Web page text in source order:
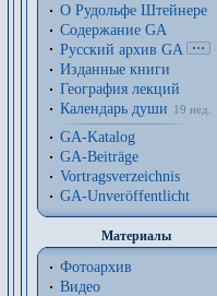
О Рудольфе Штейнере
Содержание GA
Русский архив GA
Изданные книги
География лекций
Календарь души
19 нед.
GA-Katalog
GA-Beiträge
Vortragsverzeichnis
GA-Unveröffentlicht
Материалы
Фотоархив
Видео